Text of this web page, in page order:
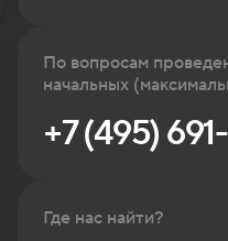
По вопросам
начальных
+7 (495)
Где нас найти?